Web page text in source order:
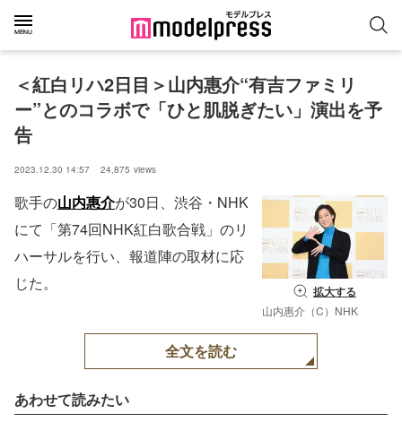
＜紅白リハ2日目＞山内惠介“有吉ファミリ
ー”とのコラボで「ひと肌脱ぎたい」演出を予
告
2023.12.30 14:57 24,875 views
拡大する
山内惠介（C）NHK
歌手の山内惠介が30日、渋谷・NHK
にて「第74回NHK紅白歌合戦」のリ
ハーサルを行い、報道陣の取材に応
じた。
全文を読む
あわせて読みたい